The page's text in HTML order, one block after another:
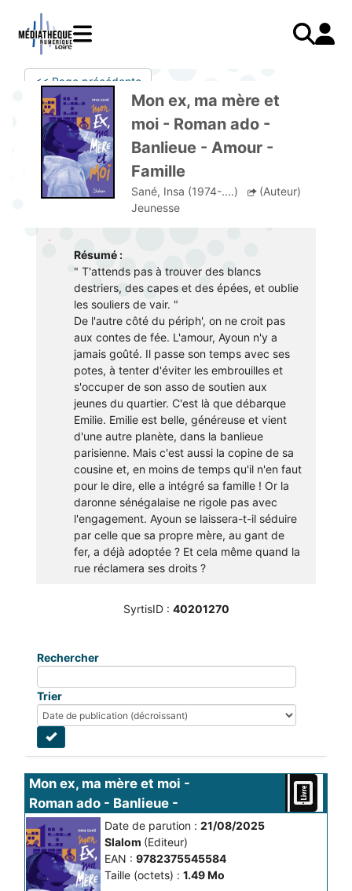
Catalogue
Menu
mobile
LIVRES
E-books
Mangas
Livres audio
PRESSE
AUDIO
Musique
Podcasts Radio France
VIDÉO
COURS EN LIGNE
Mon
compte
responsive
mobile
Mode d'emploi
Mon compte
J'AI DEJA UN COMPTE
Je me connecte
Je me connecte pour la première fois
Je me préinscris
J'AI BESOIN D'AIDE
Aide à la connexion
J'ai oublié mon mot de passe
<< Page précédente
Mon ex, ma mère et
moi - Roman ado -
Banlieue - Amour -
Famille
Sané, Insa (1974-....)
(Auteur)
Jeunesse
Résumé :
" T'attends pas à trouver des blancs
destriers, des capes et des épées, et oublie
les souliers de vair. "
De l'autre côté du périph', on ne croit pas
aux contes de fée. L'amour, Ayoun n'y a
jamais goûté. Il passe son temps avec ses
potes, à tenter d'éviter les embrouilles et
s'occuper de son asso de soutien aux
jeunes du quartier. C'est là que débarque
Emilie. Emilie est belle, généreuse et vient
d'une autre planète, dans la banlieue
parisienne. Mais c'est aussi la copine de sa
cousine et, en moins de temps qu'il n'en faut
pour le dire, elle a intégré sa famille ! Or la
daronne sénégalaise ne rigole pas avec
l'engagement. Ayoun se laissera-t-il séduire
par celle que sa propre mère, au gant de
fer, a déjà adoptée ? Et cela même quand la
rue réclamera ses droits ?
SyrtisID : 40201270
Rechercher
Trier
Mon ex, ma mère et moi -
Roman ado - Banlieue -
Amour...
Date de parution : 21/08/2025
Slalom (Editeur)
EAN : 9782375545584
Taille (octets) : 1.49 Mo